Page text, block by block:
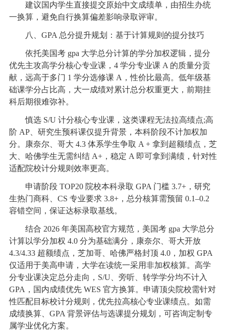
建议国内学生直接提交原始中文成绩单，由招生办统
一换算，避免自行换算偏差影响录取评审。
八、GPA 总分提升规划：基于计算规则的提分技巧
依托美国考 gpa 大学总分计算的学分加权逻辑，提分
优先主攻高学分核心专业课，4 学分专业课 A 的质量分贡
献，远高于多门 1 学分选修课 A，性价比最高。低年级基
础课学分占比高，大一成绩对累计总分权重更大，前期挂
科后期很难弥补。
慎选 S/U 计分核心专业课，这类课程无法拉高绩点;高
阶 AP、研究生预科课仅提升背景，本科阶段不计加权加
分。康奈尔、哥大 4.3 体系学生争取 A + 拿到超额绩点，芝
大、哈佛学生无需纠结 A+，稳定 A 即可拿到满绩，针对性
适配院校计分规则效率更高。
申请阶段 TOP20 院校本科录取 GPA 门槛 3.7+，研究
生热门商科、CS 专业要求 3.8+，总分核算需预留 0.1–0.2
容错空间，保证达标录取基线。
结合 2026 年美国高校官方规范，美国考 gpa 大学总分
计算以学分加权 4.0 分为基础满分，康奈尔、哥大开放
4.3/4.33 超额绩点，芝加哥、哈佛严格封顶 4.0，加权 GPA
仅适用于美高申请，大学在读统一采用非加权核算。高学
分专业课决定总分走向，S/U、旁听、转学学分均不计入
GPA，国内成绩优先 WES 官方换算。申请顶尖院校需针对
性匹配目标校计分规则，优先拉高核心专业课绩点。如需
成绩换算、GPA 背景评估与选课提分规划，可咨询定制专
属学业优化方案。